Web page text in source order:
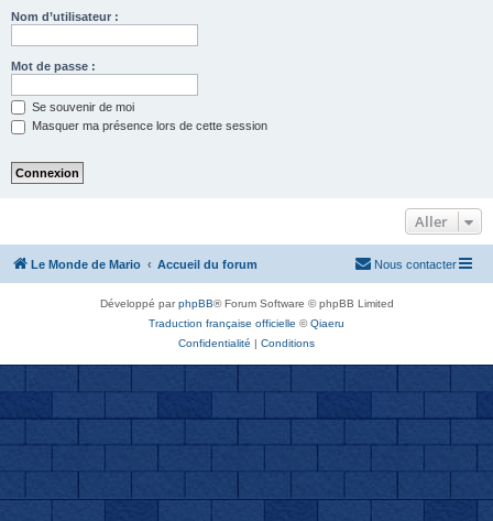
Nom d’utilisateur :
Mot de passe :
Se souvenir de moi
Masquer ma présence lors de cette session
Aller
Le Monde de Mario Accueil du forum Nous contacter
Développé parphpBB® Forum Software © phpBB Limited
Traduction française officielle ©Qiaeru
Confidentialité | Conditions